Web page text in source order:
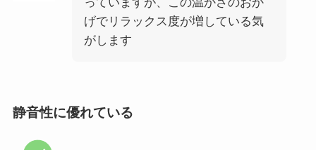
げでリラックス度が増している気
がします
静音性に優れている